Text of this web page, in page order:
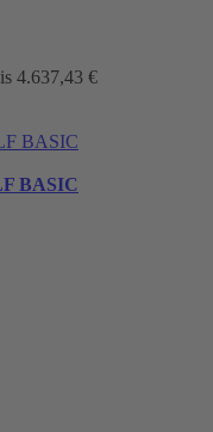
4.637,43 €
BASIC